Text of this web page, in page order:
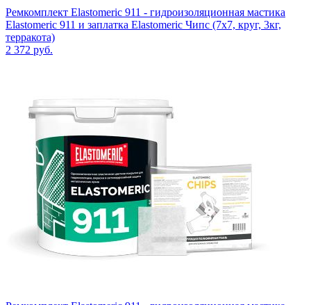
Ремкомплект Elastomeric 911 - гидроизоляционная мастика
Elastomeric 911 и заплатка Elastomeric Чипс (7х7, круг, 3кг,
терракота)
2 372 руб.